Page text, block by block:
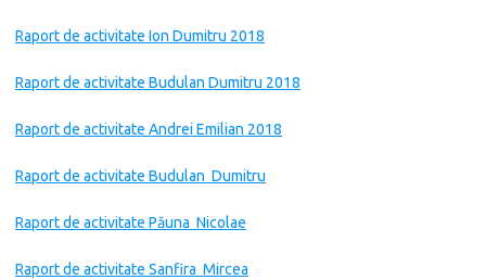
Raport de activitate Ion Dumitru 2018
Raport de activitate Budulan Dumitru 2018
Raport de activitate Andrei Emilian 2018
Raport de activitate Budulan Dumitru
Raport de activitate Păuna Nicolae
Raport de activitate Sanfira Mircea